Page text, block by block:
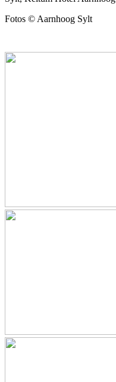
Fotos © Aarnhoog Sylt